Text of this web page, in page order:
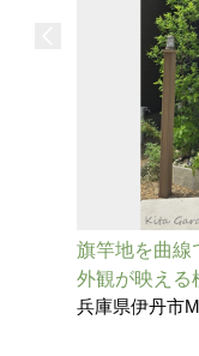
旗竿地を曲線
外観が映える
兵庫県伊丹市